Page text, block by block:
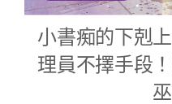
小書痴的下剋
理員不擇手段